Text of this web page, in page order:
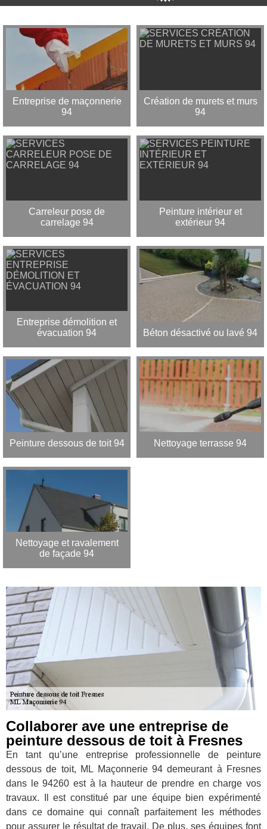
Entreprise de maçonnerie
94
Création de murets et murs
94
Carreleur pose de
carrelage 94
Peinture intérieur et
extérieur 94
Entreprise démolition et
évacuation 94
Béton désactivé ou lavé 94
Peinture dessous de toit 94 Nettoyage terrasse 94
Nettoyage et ravalement
de façade 94
Collaborer ave une entreprise de
peinture dessous de toit à Fresnes
En tant qu’une entreprise professionnelle de peinture
dessous de toit, ML Maçonnerie 94 demeurant à Fresnes
dans le 94260 est à la hauteur de prendre en charge vos
travaux. Il est constitué par une équipe bien expérimenté
dans ce domaine qui connaît parfaitement les méthodes
pour assurer le résultat de travail. De plus, ses équipes font